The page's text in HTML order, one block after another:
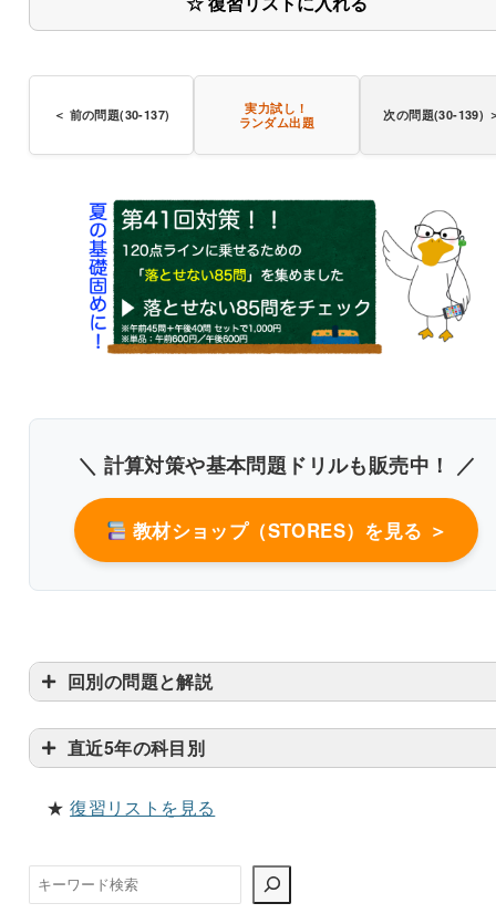
嚥下あり、呼吸変化はないが、むせあるいは湿性
や口腔内残留を伴う
☆ 復習リストに入れる
＜ 前の問題(30-137)
実力試し！
ランダム出題
次の問題(30-139)
＼ 計算対策や基本問題ドリルも販売中！ ／
教材ショップ（STORES）を見る ＞
回別の問題と解説
直近5年の科目別
★復習リストを見る
検
索